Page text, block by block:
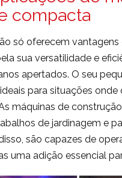
compacta
só oferecem
sua versatilidade e
apertados. O seu
para situações onde
máquinas de
de jardinagem e
são capazes de
uma adição essencial